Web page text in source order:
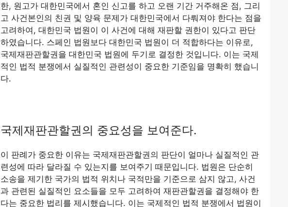
한, 원고가 대한민국에서 혼인 신고를 하고 오랜 기간 거주해온 점, 그리
고 사건본인의 친권 및 양육 문제가 대한민국에서 다뤄져야 한다는 점을
고려하여, 대한민국 법원이 이 사건에 대해 재판할 권한이 있다고 판단
하였습니다. 스페인 법원보다 대한민국 법원이 더 적합하다는 이유로,
국제재판관할권을 대한민국 법원에 두기로 결정한 것입니다. 이는 국제
적인 법적 분쟁에서 실질적인 관련성이 중요한 기준임을 명확히 했습니
다.
국제재판관할권의 중요성을 보여준다.
이 판례가 중요한 이유는 국제재판관할권의 판단이 얼마나 실질적인 관
련성에 따라 달라질 수 있는지를 보여주기 때문입니다. 법원은 단순히
소송을 제기한 국가의 법적 위치나 국적만을 기준으로 삼지 않고, 사건
과 관련된 실질적인 요소들을 모두 고려하여 재판관할권을 결정해야 한
다는 중요한 법리를 제시했습니다. 이는 국제적인 법적 분쟁에서 법원이